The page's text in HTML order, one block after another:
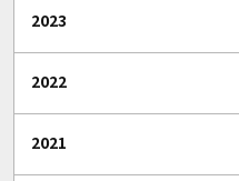
2023
2022
2021